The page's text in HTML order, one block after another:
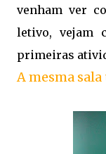
venham ver
letivo, vejam
primeiras
A mesma